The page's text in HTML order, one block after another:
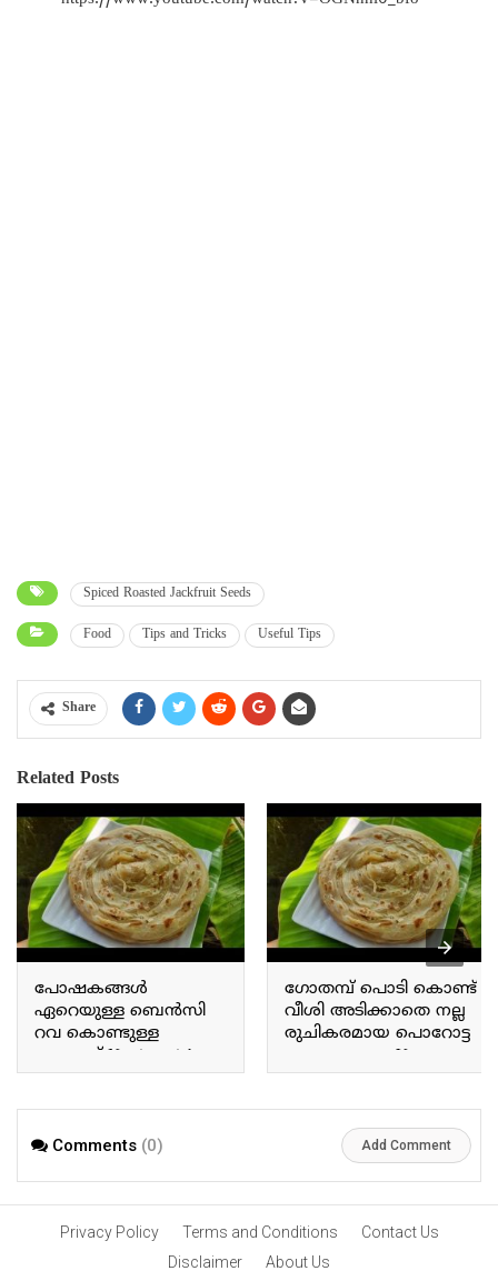
Spiced Roasted Jackfruit Seeds
Food Tips and Tricks Useful Tips
Share
Related Posts
പോഷകങ്ങൾ
ഏറെയുള്ള ബെൻസി
റവ കൊണ്ടുള്ള
ഉപ്പുമാവ് Nutrient-rich
Bensi rava upma
ഗോതമ്പ് പൊടി കൊണ്ട്
വീശി അടിക്കാതെ നല്ല
രുചികരമായ പൊറോട്ട
തയ്യാറാക്കാം You can
prepare delicious wheat
need for tossing or
stretching the dough.
Comments (0) Add Comment
Privacy Policy Terms and Conditions
Contact Us
Disclaimer
About Us